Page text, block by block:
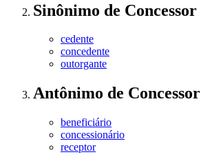
Sinônimo de Concessor
cedente
concedente
outorgante
Antônimo de Concessor
beneficiário
concessionário
receptor